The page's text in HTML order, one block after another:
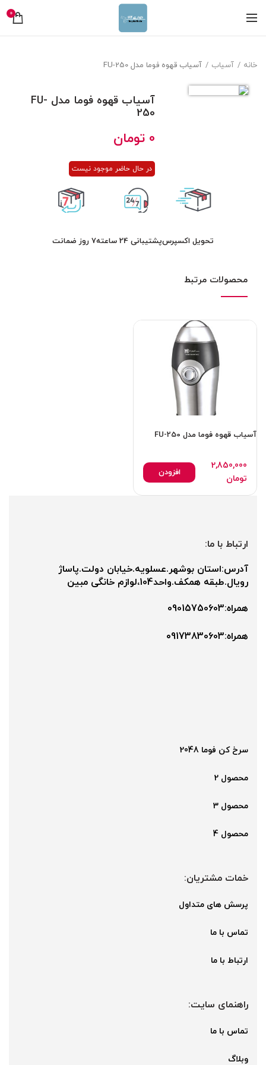
0
خانه آسیاب آسیاب قهوه فوما مدل FU-250
آسیاب قهوه فوما مدل FU-
250
0 تومان
در حال حاضر موجود نیست
تحویل اکسپرسپشتیبانی 24 ساعته 7 روز ضمانت
محصولات مرتبط
آسیاب قهوه فوما مدل FU-250
2,850,000
تومان
افزودن
ارتباط با ما:
آدرس:استان بوشهر.عسلویه.خیابان دولت.پاساژ
رویال.طبقه همکف.واحد104،لوازم خانگی مبین
همراه:09015750603
همراه:۰9173830603
سرخ کن فوما 2048
محصول 2
محصول 3
محصول 4
خمات مشتریان:
پرسش های متداول
تماس با ما
ارتباط با ما
راهنمای سایت:
تماس با ما
وبلاگ